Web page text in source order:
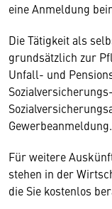
eine Anmeldung
Die Tätigkeit als
grundsätzlich zur
Unfall- und
Gewerbeanmeldung.
Für weitere
stehen in der
die Sie kostenlos